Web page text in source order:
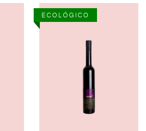
ECOLÓGICO